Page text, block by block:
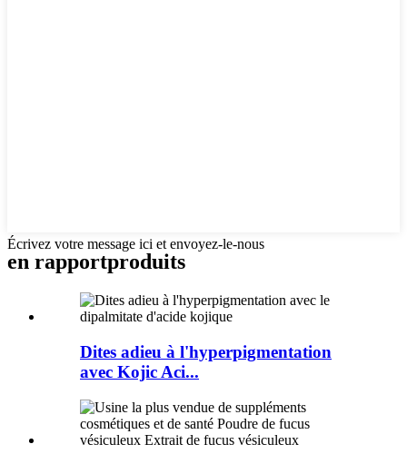
Écrivez votre message ici et envoyez-le-nous
en rapportproduits
Dites adieu à l'hyperpigmentation
avec Kojic Aci...